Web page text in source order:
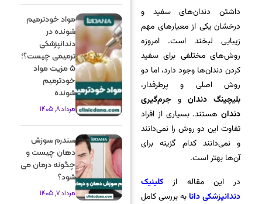
داشتن دندان‌های سفید و
درخشان یکی از معیارهای مهم
زیبایی لبخند است. امروزه
روش‌های مختلفی برای سفید
کردن دندان‌ها وجود دارد، اما دو
روش اصلی و پرطرفدار،
بلیچینگ دندان و جرم‌گیری
دندان هستند. بسیاری از افراد
تفاوت این دو روش را نمی‌دانند
و نمی‌دانند کدام گزینه برای
آن‌ها بهتر است.
در این مقاله از کلینیک
دندانپزشکی دانا به بررسی کامل
مواد خودترمیم
شونده در
دندانپزشکی
ترمیمی چیست؟؛
5 مزیت مواد
خودترمیم
شونده
مرداد 8, 1405
سندرم سوزش
دهان چیست و
چگونه درمان می
شود؟
مرداد 7, 1405